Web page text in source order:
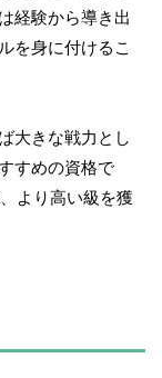
経験から導き出
を身に付けるこ
大きな戦力とし
すめの資格で
より高い級を獲